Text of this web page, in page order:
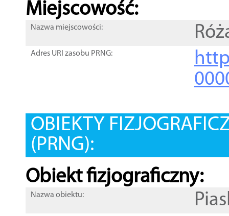
Miejscowość:
Nazwa miejscowości:
Adres URI zasobu PRNG:
OBIEKTY
(PRNG):
Obiekt fizjograficzny:
Nazwa obiektu: